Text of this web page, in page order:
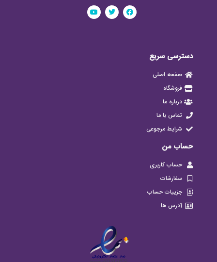
دسترسی سریع
صفحه اصلی
فروشگاه
درباره ما
تماس با ما
شرایط مرجوعی
حساب من
حساب کاربری
سفارشات
جزییات حساب
آدرس ها